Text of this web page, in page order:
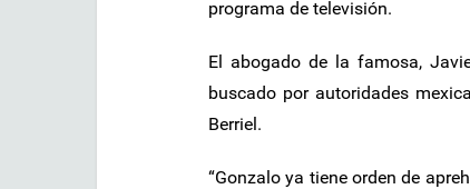
programa de televisión.
El abogado de la famosa,
buscado por autoridades
Berriel.
“Gonzalo ya tiene orden de